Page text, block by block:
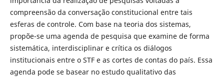
compreensão da conversação constitucional entre tais
esferas de controle. Com base na teoria dos sistemas,
propõe-se uma agenda de pesquisa que examine de forma
sistemática, interdisciplinar e crítica os diálogos
institucionais entre o STF e as cortes de contas do país. Essa
agenda pode se basear no estudo qualitativo das